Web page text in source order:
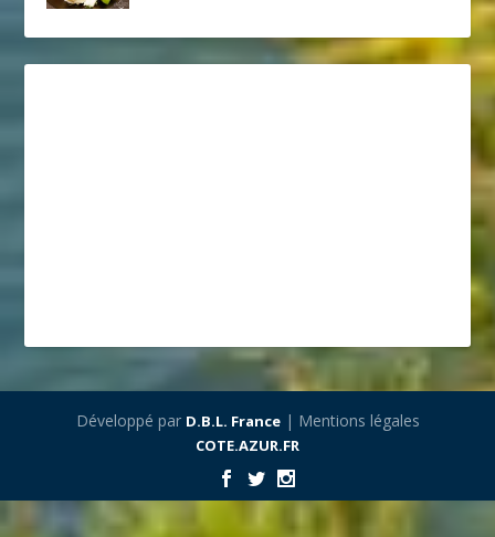
Développé par D.B.L. France| Mentions légales
COTE.AZUR.FR